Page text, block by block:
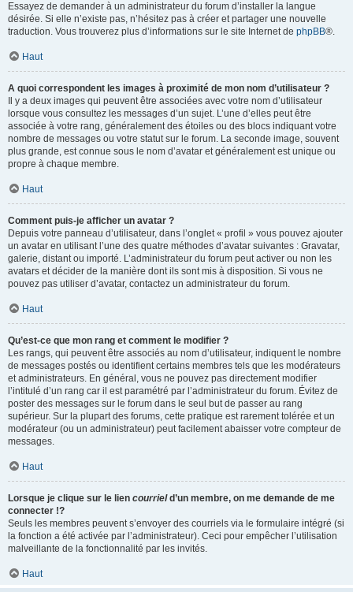
Essayez de demander à un administrateur du forum d’installer la langue
désirée. Si elle n’existe pas, n’hésitez pas à créer et partager une nouvelle
traduction. Vous trouverez plus d’informations sur le site Internet de phpBB®.
Haut
A quoi correspondent les images à proximité de mon nom d’utilisateur ?
Il y a deux images qui peuvent être associées avec votre nom d’utilisateur
lorsque vous consultez les messages d’un sujet. L’une d’elles peut être
associée à votre rang, généralement des étoiles ou des blocs indiquant votre
nombre de messages ou votre statut sur le forum. La seconde image, souvent
plus grande, est connue sous le nom d’avatar et généralement est unique ou
propre à chaque membre.
Haut
Comment puis-je afficher un avatar ?
Depuis votre panneau d’utilisateur, dans l’onglet « profil » vous pouvez ajouter
un avatar en utilisant l’une des quatre méthodes d’avatar suivantes : Gravatar,
galerie, distant ou importé. L’administrateur du forum peut activer ou non les
avatars et décider de la manière dont ils sont mis à disposition. Si vous ne
pouvez pas utiliser d’avatar, contactez un administrateur du forum.
Haut
Qu’est-ce que mon rang et comment le modifier ?
Les rangs, qui peuvent être associés au nom d’utilisateur, indiquent le nombre
de messages postés ou identifient certains membres tels que les modérateurs
et administrateurs. En général, vous ne pouvez pas directement modifier
l’intitulé d’un rang car il est paramétré par l’administrateur du forum. Évitez de
poster des messages sur le forum dans le seul but de passer au rang
supérieur. Sur la plupart des forums, cette pratique est rarement tolérée et un
modérateur (ou un administrateur) peut facilement abaisser votre compteur de
messages.
Haut
Lorsque je clique sur le lien courrield’un membre, on me demande de me
connecter !?
Seuls les membres peuvent s’envoyer des courriels via le formulaire intégré (si
la fonction a été activée par l’administrateur). Ceci pour empêcher l’utilisation
malveillante de la fonctionnalité par les invités.
Haut